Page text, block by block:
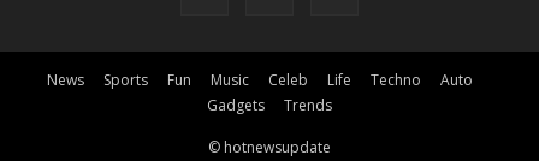
News Sports Fun Music Celeb Life Techno
Auto
Gadgets
Trends
© hotnewsupdate